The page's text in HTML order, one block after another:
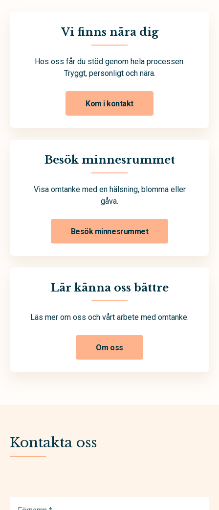
Vi finns nära dig
Hos oss får du stöd genom hela processen.
Tryggt, personligt och nära.
Kom i kontakt
Besök minnesrummet
Visa omtanke med en hälsning, blomma eller
gåva.
Besök minnesrummet
Lär känna oss bättre
Läs mer om oss och vårt arbete med omtanke.
Om oss
Kontakta oss